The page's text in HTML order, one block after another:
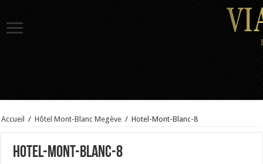
Accueil / Hôtel Mont-Blanc Megève / Hotel-Mont-Blanc-8
Hotel-Mont-Blanc-8